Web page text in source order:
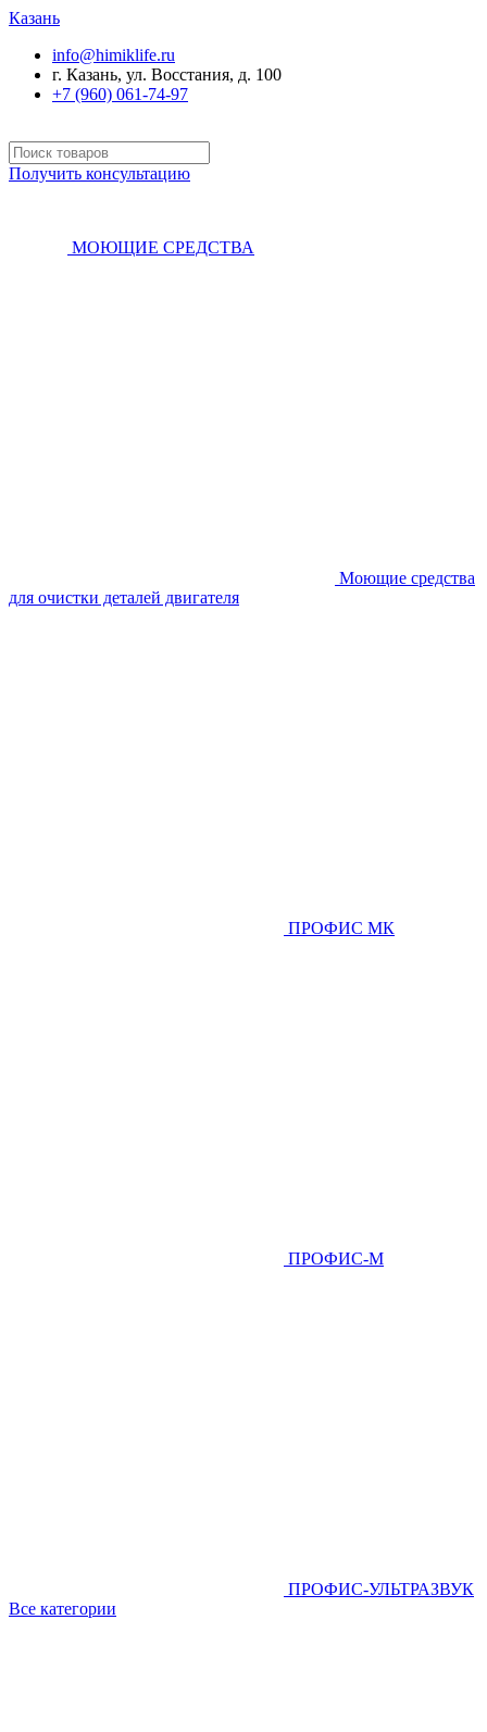
Казань
info@himiklife.ru
г. Казань, ул. Восстания, д. 100
+7 (960) 061-74-97
Получить консультацию
МОЮЩИЕ СРЕДСТВА
Моющие средства
для очистки деталей двигателя
ПРОФИС МК
ПРОФИС-М
ПРОФИС-УЛЬТРАЗВУК
Все категории